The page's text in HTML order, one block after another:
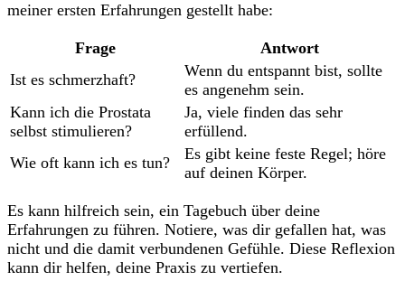
⁤meiner ersten ⁤Erfahrungen ⁣gestellt habe:
Frage
Antwort
Ist⁤ es schmerzhaft?
Wenn du entspannt bist, sollte
es⁢ angenehm sein.
Kann ich die Prostata
selbst stimulieren?
Ja, viele‍ finden das sehr
erfüllend.
Wie ⁣oft ‌kann ich es tun?
Es ‍gibt keine⁣ feste Regel; ‍höre​
auf deinen Körper.
Es kann hilfreich sein, ein ‌Tagebuch über deine
Erfahrungen zu führen. Notiere, ⁢was dir gefallen hat, was
nicht und die damit​ verbundenen Gefühle. Diese Reflexion
kann dir helfen,⁣ deine Praxis zu vertiefen.